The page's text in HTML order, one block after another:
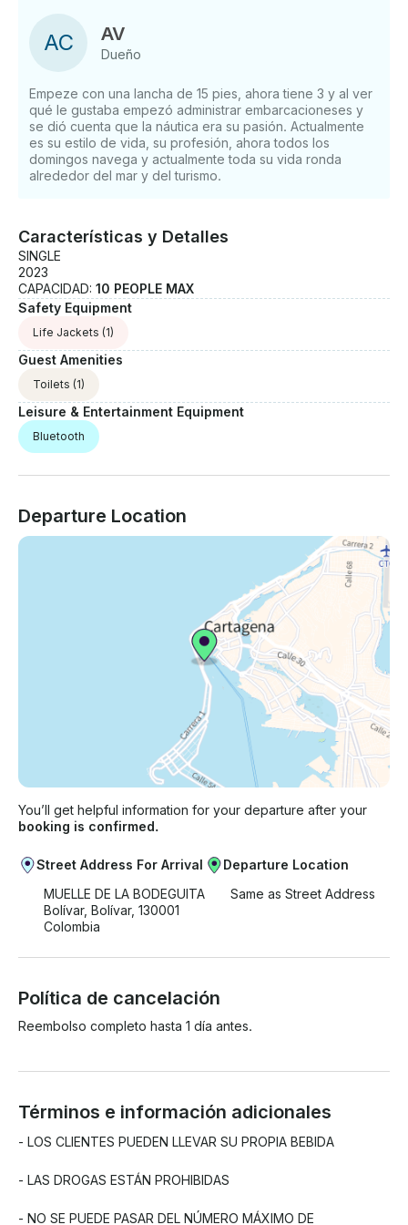
experiencia es ideal para familias, grupos de amigos
o cualquier persona que quiera disfrutar de un día de
navegación personalizado con comodidad y estilo.
AC AV
Dueño
Empeze con una lancha de 15 pies, ahora tiene 3 y al ver
qué le gustaba empezó administrar embarcacioneses y
se dió cuenta que la náutica era su pasión. Actualmente
es su estilo de vida, su profesión, ahora todos los
domingos navega y actualmente toda su vida ronda
alrededor del mar y del turismo.
Características y Detalles
SINGLE
2023
CAPACIDAD: 10 PEOPLE MAX
Safety Equipment
Life Jackets (1)
Guest Amenities
Toilets (1)
Leisure & Entertainment Equipment
Bluetooth
Departure Location
You’ll get helpful information for your departure after your
booking is confirmed.
Street Address For Arrival
MUELLE DE LA BODEGUITA
Bolívar, Bolívar, 130001
Colombia
Departure Location
Same as Street Address
Política de cancelación
Reembolso completo hasta 1 día antes.
Términos e información adicionales
- LOS CLIENTES PUEDEN LLEVAR SU PROPIA BEBIDA
- LAS DROGAS ESTÁN PROHIBIDAS
- NO SE PUEDE PASAR DEL NÚMERO MÁXIMO DE